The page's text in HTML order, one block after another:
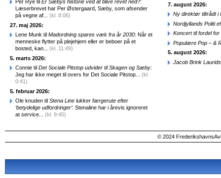
Per Rye til Er Sæbys historie ved at blive revet ned?:
Læserbrevet har Per Østergaard, Sæby, som afsender
på vegne af... (kl. 8:06)
27. maj 2026:
Lene Munk til Madordning spares væk fra år 2030: Når et
menneske flytter på plejehjem eller er beboer på et
bosted, kan... (kl. 11:49)
5. marts 2026:
Connie til Det Sociale Pitstop udvider til Skagen og Sæby:
Jeg har ikke meget til overs for Det Sociale Pitstop... (kl.
0:41)
5. februar 2026:
Ole knuden til Stena Line lukker færgerute efter
‘betydelige udfordringer’: Stenaline har i årevis ignoreret
at service... (kl. 9:45)
7. august 2026:
Ny direktør tiltrådt i
Nordjyllands Politi
Koncert til fordel
Populære Pop – &
5. august 2026:
Jacob Brink
© 2024